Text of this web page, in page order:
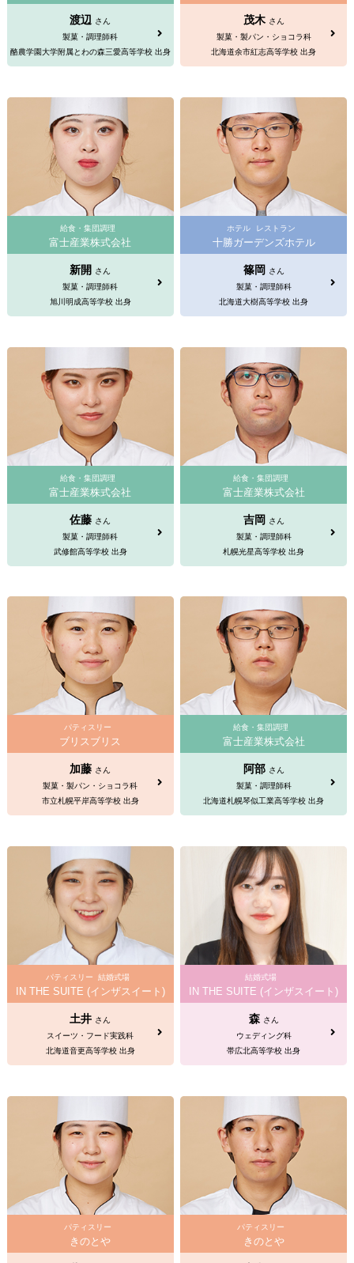
渡辺
さん
製菓・調理師科
酪農学園大学附属とわの森三愛高等学校 出身
茂木 さん
製菓・製パン・ショコラ科
北海道余市紅志高等学校 出身
給食・集団調理
富士産業株式会社
新開
さん
製菓・調理師科
旭川明成高等学校 出身
ホテル レストラン
十勝ガーデンズホテル
篠岡
さん
製菓・調理師科
北海道大樹高等学校 出身
給食・集団調理
富士産業株式会社
佐藤 さん
製菓・調理師科
武修館高等学校 出身
給食・集団調理
富士産業株式会社
吉岡
さん
製菓・調理師科
札幌光星高等学校 出身
パティスリー
ブリスブリス
加藤 さん
製菓・製パン・ショコラ科
市立札幌平岸高等学校 出身
給食・集団調理
富士産業株式会社
阿部 さん
製菓・調理師科
北海道札幌琴似工業高等学校 出身
パティスリー 結婚式場
IN THE SUITE (インザスイート)
土井 さん
スイーツ・フード実践科
北海道音更高等学校 出身
結婚式場
IN THE SUITE (インザスイート)
森 さん
ウェディング科
帯広北高等学校 出身
パティスリー
きのとや
パティスリー
きのとや